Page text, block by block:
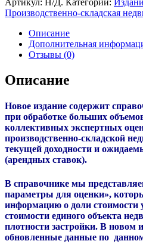
Артикул: Н/Д. Категории:
Производственно-складская
Описание
Дополнительная
Отзывы (0)
Описание
Новое издание содержит
при обработке больших
коллективных экспертных
производственно-складской
текущей доходности и
(арендных ставок).
В справочнике мы
параметры для оценки»,
информацию о доли
стоимости единого объекта
плотности застройки. В новом
обновленные данные по